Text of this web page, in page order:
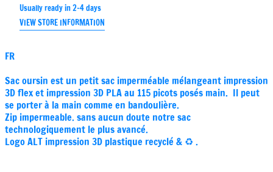
Usually ready in 2-4 days
VIEW STORE INFORMATION
FR
Sac oursin est un petit sac imperméable mélangeant impression
3D flex et impression 3D PLA au 115 picots posés main. Il peut
se porter à la main comme en bandoulière.
Zip impermeable. sans aucun doute notre sac
technologiquement le plus avancé.
Logo ALT impression 3D plastique recyclé & ♻️ .